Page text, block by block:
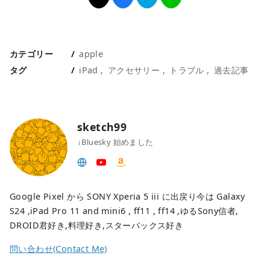
カテゴリー
apple
タグ
iPad アクセサリー トラブル 過去記事
sketch99
↓Bluesky 始めました
Google Pixel から SONY Xperia 5 iii に出戻り今は Galaxy
S24 ,iPad Pro 11 and mini6 , ff11 , ff14 ,ゆるSony信者,
DROID君好き,料理好き,スターバックス好き
問い合わせ(Contact Me)